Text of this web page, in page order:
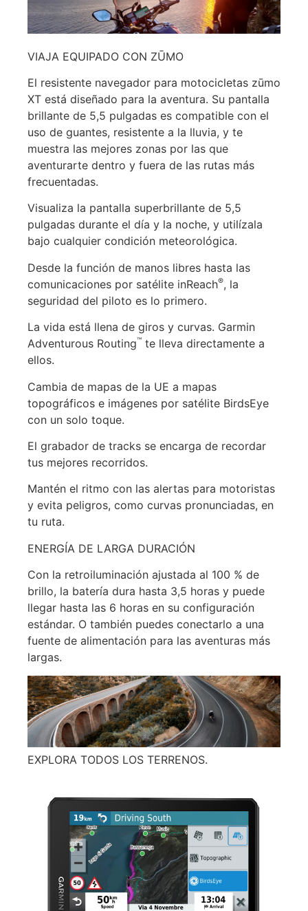
VIAJA EQUIPADO CON ZŪMO
El resistente navegador para motocicletas zūmo
XT está diseñado para la aventura. Su pantalla
brillante de 5,5 pulgadas es compatible con el
uso de guantes, resistente a la lluvia, y te
muestra las mejores zonas por las que
aventurarte dentro y fuera de las rutas más
frecuentadas.
Visualiza la pantalla superbrillante de 5,5
pulgadas durante el día y la noche, y utilízala
bajo cualquier condición meteorológica.
Desde la función de manos libres hasta las
comunicaciones por satélite inReach®, la
seguridad del piloto es lo primero.
La vida está llena de giros y curvas. Garmin
Adventurous Routing™ te lleva directamente a
ellos.
Cambia de mapas de la UE a mapas
topográficos e imágenes por satélite BirdsEye
con un solo toque.
El grabador de tracks se encarga de recordar
tus mejores recorridos.
Mantén el ritmo con las alertas para motoristas
y evita peligros, como curvas pronunciadas, en
tu ruta.
ENERGÍA DE LARGA DURACIÓN
Con la retroiluminación ajustada al 100 % de
brillo, la batería dura hasta 3,5 horas y puede
llegar hasta las 6 horas en su configuración
estándar. O también puedes conectarlo a una
fuente de alimentación para las aventuras más
largas.
EXPLORA TODOS LOS TERRENOS.